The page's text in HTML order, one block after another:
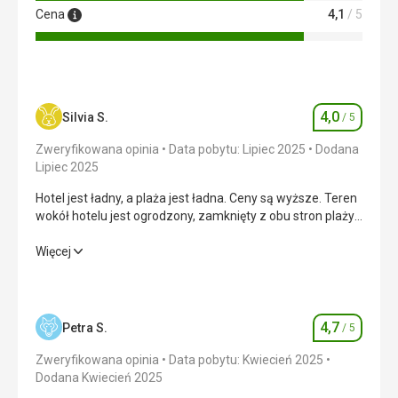
Cena 4,1 / 5
Silvia S. Ocena
4,0 / 5
Zweryfikowana opinia Data pobytu: Lipiec 2025
Dodana
Lipiec 2025
Hotel jest ładny, a plaża jest ładna. Ceny są wyższe. Teren
wokół hotelu jest ogrodzony, zamknięty z obu stron plaży.
miasta można dojechać samochodem w 5 minut.
Hotel jest ładny, a plaża jest ładna. Ceny są wyższe. Teren
Bransoletki do płacenia w okolicy i jako karta do pokoju.
Wyżywienie 4,0
Więcej
Petra S. Ocena
4,7 / 5
Zweryfikowana opinia
Data pobytu: Kwiecień 2025
Dodana Kwiecień 2025